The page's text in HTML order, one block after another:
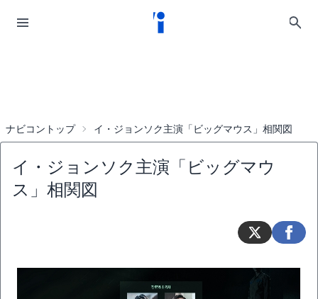
ナビコントップ イ・ジョンソク主演「ビッグマウス」相関図
イ・ジョンソク主演「ビッグマウ
ス」相関図